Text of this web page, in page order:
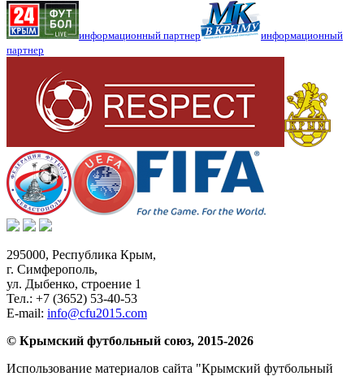
информационный партнер
информационный
партнер
295000, Республика Крым,
г. Симферополь,
ул. Дыбенко, строение 1
Тел.: +7 (3652) 53-40-53
E-mail: info@cfu2015.com
© Крымский футбольный союз, 2015-2026
Использование материалов сайта "Крымский футбольный